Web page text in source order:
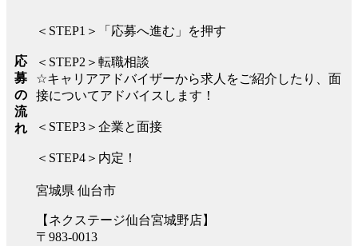
応
募
の
流
れ
＜STEP1＞「応募へ進む」を押す
＜STEP2＞転職相談
☆キャリアアドバイザーから求人をご紹介したり、面
接についてアドバイスします！
＜STEP3＞企業と面接
＜STEP4＞内定！
宮城県 仙台市
【ネクステージ仙台宮城野店】
〒983-0013